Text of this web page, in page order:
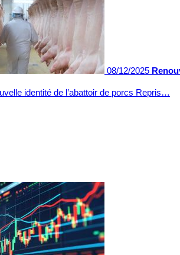
08/12/2025
identité de l’abattoir de porcs Repris…